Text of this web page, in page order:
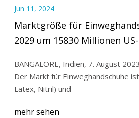
Jun 11, 2024
Marktgröße für
2029 um 15830 Millionen
Wachstumsrate von 10,1 %
BANGALORE, Indien, 7. August
Der Markt für Einweghandschuhe
Latex, Nitril) und
mehr sehen